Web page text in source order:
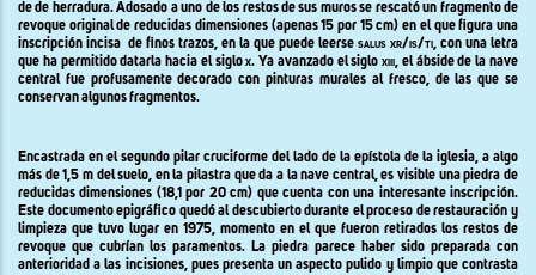
de de herradura. Adosado a uno de los restos de sus muros se rescató un fragmento de
revoque original de reducidas dimensiones (apenas 15 por 15 cm) en el que figura una
inscripción incisa de finos trazos, en la que puede leerse salus xr/is/ti, con una letra
que ha permitido datarla hacia el siglox. Ya avanzado el sigloxiii, el ábside de la nave
central fue profusamente decorado con pinturas murales al fresco, de las que se
conservan algunos fragmentos.
Encastrada en el segundo pilar cruciforme del lado de la epístola de la iglesia, a algo
más de 1,5 m del suelo, en la pilastra que da a la nave central, es visible una piedra de
reducidas dimensiones (18,1 por 20 cm) que cuenta con una interesante inscripción.
Este documento epigráfico quedó al descubierto durante el proceso de restauración y
limpieza que tuvo lugar en 1975, momento en el que fueron retirados los restos de
revoque que cubrían los paramentos. La piedra parece haber sido preparada con
anterioridad a las incisiones, pues presenta un aspecto pulido y limpio que contrasta